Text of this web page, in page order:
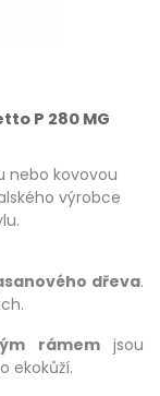
P 280 MG
nebo kovovou
výrobce
dřeva.
rámemjsou
ekokůží.